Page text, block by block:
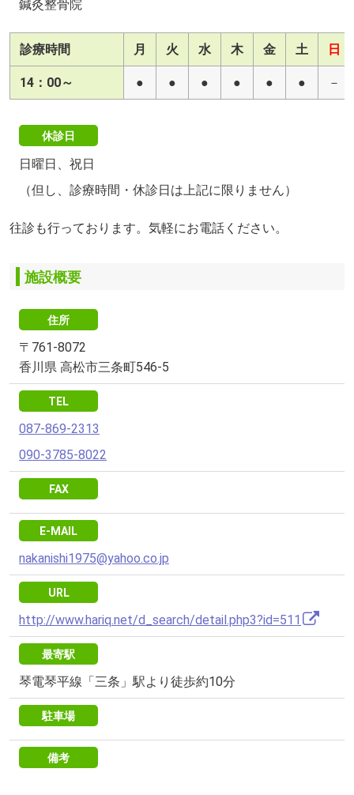
鍼灸整骨院
診療時間 月 火 水 木 金 土 日
14：00～ ● ● ● ● ● ● －
休診日
日曜日、祝日
（但し、診療時間・休診日は上記に限りません）
往診も行っております。気軽にお電話ください。
施設概要
住所
〒761-8072
香川県 高松市三条町546-5
TEL
087-869-2313
090-3785-8022
FAX
E-MAIL
nakanishi1975@yahoo.co.jp
URL
http://www.hariq.net/d_search/detail.php3?id=511
最寄駅
琴電琴平線「三条」駅より徒歩約10分
駐車場
備考